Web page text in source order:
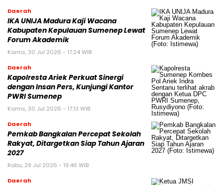
Daerah
IKA UNIJA Madura Kaji Wacana
Kabupaten Kepulauan Sumenep Lewat
Forum Akademik
Kamis, 30 Jul 2026 - 17:24 WIB
Daerah
Kapolresta Ariek Perkuat Sinergi
dengan Insan Pers, Kunjungi Kantor
PWRI Sumenep
Kamis, 30 Jul 2026 - 17:13 WIB
Daerah
Pemkab Bangkalan Percepat Sekolah
Rakyat, Ditargetkan Siap Tahun Ajaran
2027
Rabu, 29 Jul 2026 - 19:46 WIB
Daerah